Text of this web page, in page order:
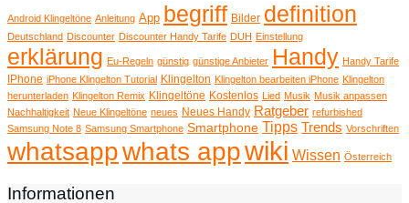
Android Klingeltöne Anleitung App begriff Bilder definition
Deutschland Discounter Discounter Handy Tarife DUH Einstellung
erklärung Eu-Regeln günstig günstige Anbieter Handy Handy Tarife
IPhone iPhone Klingelton Tutorial Klingelton Klingelton bearbeiten iPhone Klingelton
herunterladen Klingelton Remix Klingeltöne Kostenlos Lied Musik Musik anpassen
Nachhaltigkeit Neue Klingeltöne neues Neues Handy Ratgeber refurbished
Samsung Note 8 Samsung Smartphone Smartphone Tipps Trends Vorschriften
whatsappwhats appwiki Wissen Österreich
Informationen